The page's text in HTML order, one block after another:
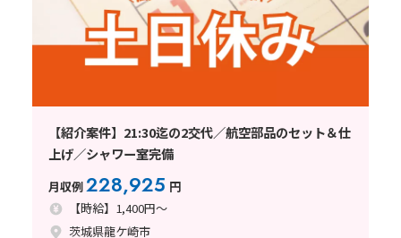
【紹介案件】21:30迄の2交代／航空部品のセット＆仕
上げ／シャワー室完備
月収例228,925 円
【時給】1,400円～
茨城県龍ケ崎市